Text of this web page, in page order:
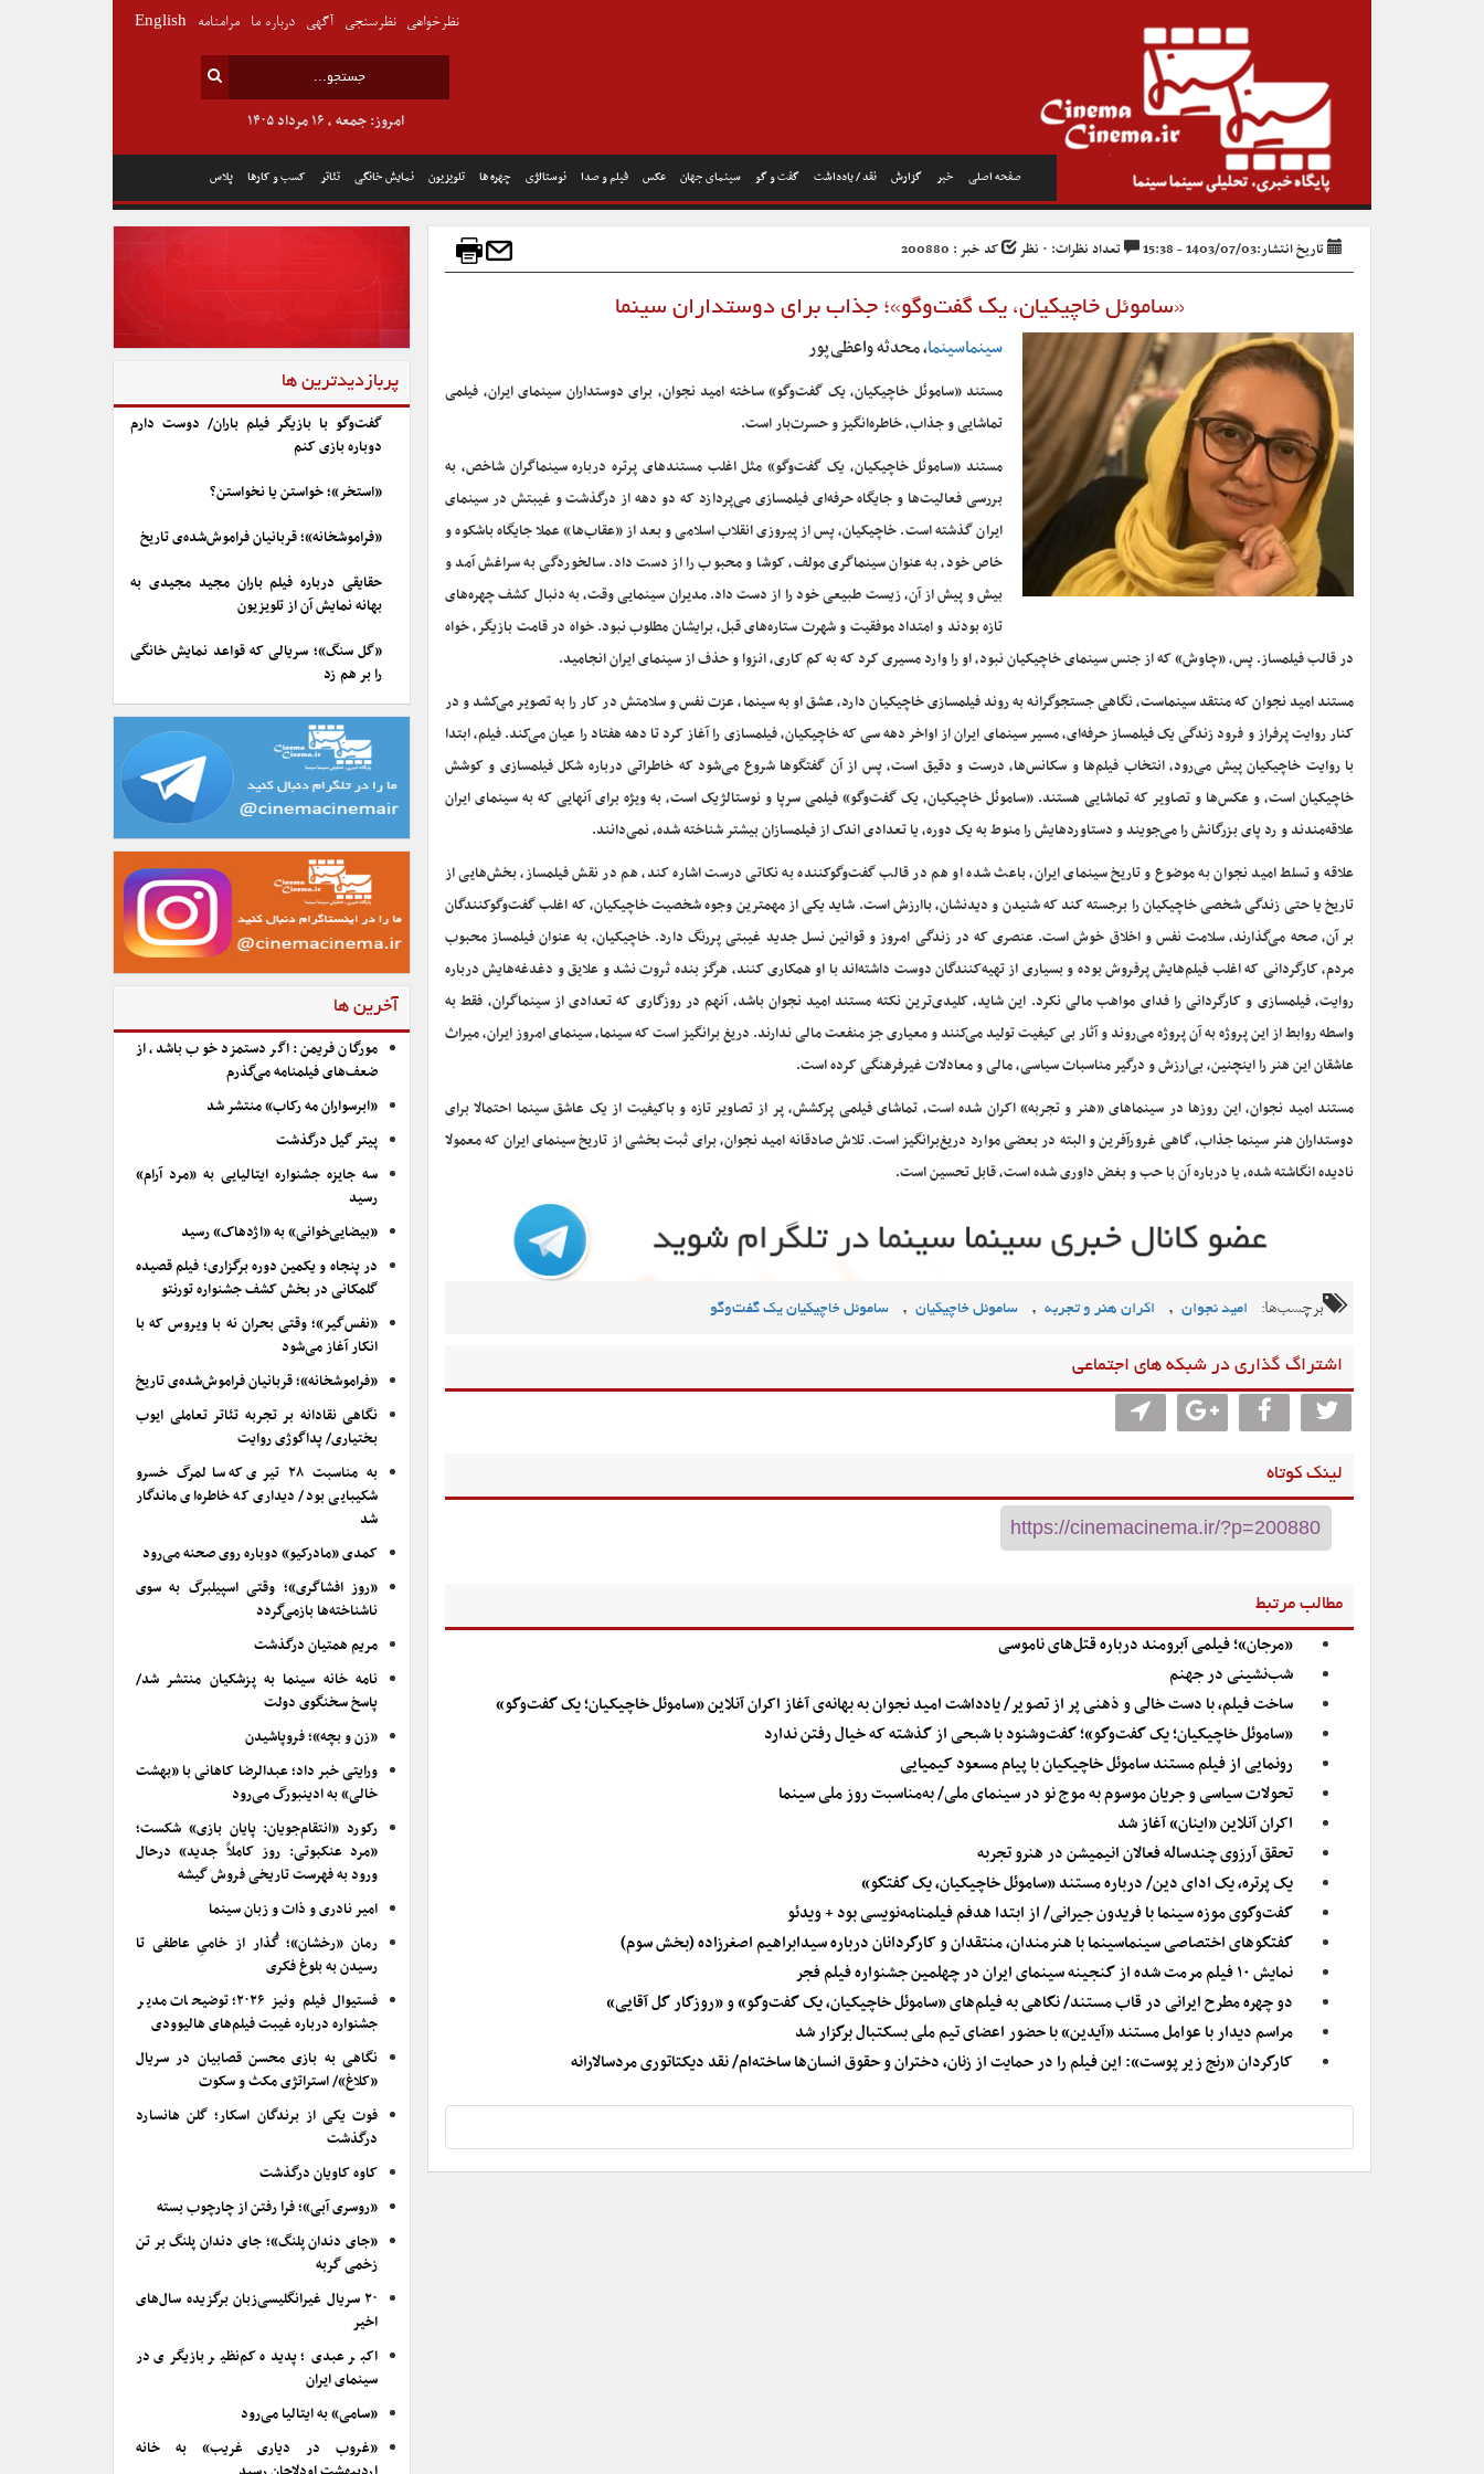
صفحه اصلی خبر گزارش نقد / یادداشت گفت و گو سینمای جهان عکس فیلم و صدا نوستالژی چهره ها تلویزیون نمایش خانگی تئاتر کسب و کارها پلاس
امروز: جمعه , ۱۶ مرداد ۱۴۰۵
نظرخواهی نظرسنجی آگهی درباره ما مرامنامه English
تاریخ انتشار:1403/07/03 - 15:38 تعداد نظرات: ۰ نظر کد خبر : 200880
«ساموئل خاچیکیان، یک گفت‌و‌گو»؛ جذاب برای دوستداران سینما
سینماسینما، محدثه واعظی‌پور
مستند «ساموئل خاچیکیان، یک گفت‌وگو» ساخته امید نجوان، برای دوستداران سینمای ایران، فیلمی
تماشایی و جذاب، خاطره‌انگیز و حسرت‌بار است.
مستند «ساموئل خاچیکیان، یک گفت‌وگو» مثل اغلب مستندهای پرتره درباره سینماگران شاخص، به
بررسی فعالیت‌ها و جایگاه حرفه‌ای فیلمسازی می‌پردازد که دو دهه از درگذشت و غیبتش در سینمای
ایران گذشته است. خاچیکیان، پس از پیروزی انقلاب اسلامی و بعد از «عقاب‌ها» عملا جایگاه باشکوه و
خاص خود، به عنوان سینماگری مولف، کوشا و محبوب را از دست داد. سالخوردگی به سراغش آمد و
بیش و پیش از آن، زیست طبیعی خود را از دست داد. مدیران سینمایی وقت، به دنبال کشف چهره‌های
تازه بودند و امتداد موفقیت و شهرت ستاره‌های قبل، برایشان مطلوب نبود. خواه در قامت بازیگر، خواه
در قالب فیلمساز. پس، «چاوش» که از جنس سینمای خاچیکیان نبود، او را وارد مسیری کرد که به کم کاری، انزوا و حذف از سینمای ایران انجامید.
مستند امید نجوان که منتقد سینماست، نگاهی جستجوگرانه به روند فیلمسازی خاچیکیان دارد، عشق او به سینما، عزت نفس و سلامتش در کار را به تصویر می‌کشد و در
کنار روایت پرفراز و فرود زندگی یک فیلمساز حرفه‌ای، مسیر سینمای ایران از اواخر دهه سی که خاچیکیان، فیلمسازی را آغاز کرد تا دهه هفتاد را عیان می‌کند. فیلم، ابتدا
با روایت خاچیکیان پیش می‌رود، انتخاب فیلم‌ها و سکانس‌ها، درست و دقیق است، پس از آن گفتگوها شروع می‌شود که خاطراتی درباره شکل فیلمسازی و کوشش
خاچیکیان است، و عکس‌ها و تصاویر که تماشایی هستند. «ساموئل خاچیکیان، یک گفت‌وگو» فیلمی سرپا و نوستالژیک است، به ویژه برای آنهایی که به سینمای ایران
علاقه‌مندند و رد پای بزرگانش را می‌جویند و دستاوردهایش را منوط به یک دوره، یا تعدادی اندک از فیلمسازان بیشتر شناخته شده، نمی‌دانند.
علاقه و تسلط امید نجوان به موضوع و تاریخ سینمای ایران، باعث شده او هم در قالب گفت‌وگوکننده به نکاتی درست اشاره کند، هم در نقش فیلمساز، بخش‌هایی از
تاریخ یا حتی زندگی شخصی خاچیکیان را برجسته کند که شنیدن و دیدنشان، باارزش است. شاید یکی از مهمترین وجوه شخصیت خاچیکیان، که اغلب گفت‌وگوکنندگان
بر آن، صحه می‌گذارند، سلامت نفس و اخلاق خوش است. عنصری که در زندگی امروز و قوانین نسل جدید غیبتی پررنگ دارد. خاچیکیان، به عنوان فیلمساز محبوب
مردم، کارگردانی که اغلب فیلم‌هایش پرفروش بوده و بسیاری از تهیه‌کنندگان دوست داشته‌اند با او همکاری کنند، هرگز بنده ثروت نشد و علایق و دغدغه‌هایش درباره
روایت، فیلمسازی و کارگردانی را فدای مواهب مالی نکرد. این شاید، کلیدی‌ترین نکته مستند امید نجوان باشد، آنهم در روزگاری که تعدادی از سینماگران، فقط به
واسطه روابط از این پروژه به آن پروژه می‌روند و آثار بی کیفیت تولید می‌کنند و معیاری جز منفعت مالی ندارند. دریغ برانگیز است که سینما، سینمای امروز ایران، میراث
عاشقان این هنر را اینچنین، بی‌ارزش و درگیر مناسبات سیاسی، مالی و معادلات غیرفرهنگی کرده است.
مستند امید نجوان، این روزها در سینماهای «هنر و تجربه» اکران شده است، تماشای فیلمی پرکشش، پر از تصاویر تازه و باکیفیت از یک عاشق سینما احتمالا برای
دوستداران هنر سینما جذاب، گاهی غرورآفرین و البته در بعضی موارد دریغ‌برانگیز است. تلاش صادقانه امید نجوان، برای ثبت بخشی از تاریخ سینمای ایران که معمولا
نادیده انگاشته شده، یا درباره آن با حب و بغض داوری شده است، قابل تحسین است.
برچسب‌ها: امید نجوان , اکران هنر و تجربه , ساموئل خاچیکیان , ساموئل خاچیکیان یک گفت‌وگو
اشتراگ گذاری در شبکه های اجتماعی
لینک کوتاه
مطالب مرتبط
«مرجان»؛ فیلمی آبرومند درباره قتل‌های ناموسی
شب‌نشینی در جهنم
ساخت فیلم، با دست خالی و ذهنی پر از تصویر/ یادداشت امید نجوان به بهانه‌ی آغاز اکران آنلاین «ساموئل خاچیکیان؛ یک گفت‌وگو»
«ساموئل خاچیکیان؛ یک گفت‌وگو»؛ گفت‌وشنود با شبحی از گذشته که خیال رفتن ندارد
رونمایی از فیلم مستند ساموئل خاچیکیان با پیام مسعود کیمیایی
تحولات سیاسی و جریان موسوم به موج نو در سینمای ملی/ به‌مناسبت روز ملی سینما
اکران آنلاین «اینان» آغاز شد
تحقق آرزوی چندساله فعالان انیمیشن در هنرو تجربه
یک پرتره، یک ادای دین/ درباره مستند «ساموئل خاچیکیان، یک گفتگو»
گفت‌وگوی موزه سینما با فریدون جیرانی/ از ابتدا هدفم فیلمنامه‌نویسی بود + ویدئو
گفتگوهای اختصاصی سینماسینما با هنرمندان، منتقدان و کارگردانان درباره سیدابراهیم اصغرزاده (بخش سوم)
نمایش ۱۰ فیلم مرمت شده از گنجینه سینمای ایران در چهلمین جشنواره فیلم فجر
دو چهره مطرح ایرانی در قاب مستند/ نگاهی به فیلم‌های «ساموئل خاچیکیان، یک گفت‌وگو» و «روزگار گل آقایی»
مراسم دیدار با عوامل مستند «آیدین» با حضور اعضای تیم ملی بسکتبال برگزار شد
کارگردان «رنج زیر پوست»: این فیلم را در حمایت از زنان، دختران و حقوق انسان‌ها ساخته‌ام/ نقد دیکتاتوری مردسالارانه
پربازدیدترین ها
گفت‌وگو با بازیگر فیلم باران/ دوست دارم
دوباره بازی کنم
«استخر»؛ خواستن یا نخواستن؟
«فراموشخانه»؛ قربانیان فراموش‌شده‌ی تاریخ
حقایقی درباره فیلم باران مجید مجیدی به
بهانه نمایش آن از تلویزیون
«گل سنگ»؛ سریالی که قواعد نمایش خانگی
را بر هم زد
آخرین ها
مورگان فریمن: اگر دستمزد خوب باشد، از
ضعف‌های فیلمنامه می‌گذرم
«ابرسواران مه رکاب» منتشر شد
پیتر گیل درگذشت
سه جایزه جشنواره ایتالیایی به «مرد آرام»
رسید
«بیضایی‌خوانی» به «اژدهاک» رسید
در پنجاه و یکمین دوره برگزاری؛ فیلم قصیده
گلمکانی در بخش کشف جشنواره تورنتو
«نفس‌گیر»؛ وقتی بحران نه با ویروس که با
انکار آغاز می‌شود
«فراموشخانه»؛ قربانیان فراموش‌شده‌ی تاریخ
نگاهی نقادانه بر تجربه تئاتر تعاملی ایوب
بختیاری/ پداگوژی روایت
به مناسبت ۲۸ تیری که سالمرگ خسرو
شکیبایی بود/ دیداری که خاطره‌ای ماندگار
شد
کمدی «مادرکیو» دوباره روی صحنه می‌رود
«روز افشاگری»؛ وقتی اسپیلبرگ به سوی
ناشناخته‌ها بازمی‌گردد
مریم همتیان درگذشت
نامه خانه سینما به پزشکیان منتشر شد/
پاسخ سخنگوی دولت
«زن و بچه»؛ فروپاشیدن
ورایتی خبر داد؛ عبدالرضا کاهانی با «بهشت
خالی» به ادینبورگ می‌رود
رکورد «انتقام‌جویان: پایان بازی» شکست؛
«مرد عنکبوتی: روز کاملاً جدید» درحال
ورود به فهرست تاریخی فروش گیشه
امیر نادری و ذات و زبان سینما
رمان «رخشان»؛ گُذار از خامیِ عاطفی تا
رسیدن به بلوغ فکری
فستیوال فیلم ونیز ۲۰۲۶؛ توضیحات مدیر
جشنواره درباره غیبت فیلم‌های هالیوودی
نگاهی به بازی محسن قصابیان در سریال
«کلاغ»/ استراتژی مکث و سکوت
فوت یکی از برندگان اسکار؛ گلن هانسارد
درگذشت
کاوه کاویان درگذشت
«روسری آبی»؛ فرا رفتن از چارچوب بسته
«جای دندان پلنگ»؛ جای دندان پلنگ بر تن
زخمی گربه
۲۰ سریال غیرانگلیسی‌زبان برگزیده سال‌های
اخیر
اکبر عبدی؛ پدیده کم‌نظیر بازیگری در
سینمای ایران
«سامی» به ایتالیا می‌رود
«غروب در دیاری غریب» به خانه